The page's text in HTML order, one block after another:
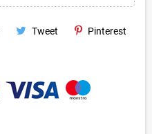
Tweet Pinterest